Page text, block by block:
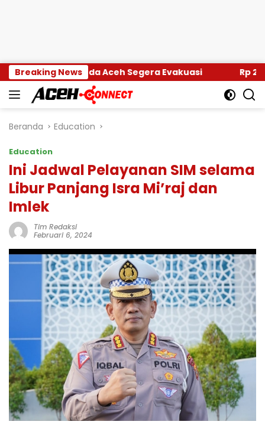
Langsung
ke
konten
Breaking News
Banda Aceh Segera Evakuasi Rp 2,5 Triliun
Beranda Education
Education
Ini Jadwal Pelayanan SIM selama
Libur Panjang Isra Mi’raj dan
Imlek
Tim Redaksi
Februari 6, 2024